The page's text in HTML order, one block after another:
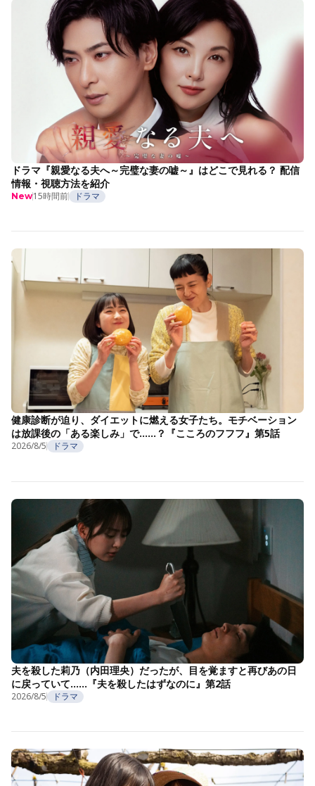
ドラマ『親愛なる夫へ～完璧な妻の嘘～』はどこで見れる？ 配信
情報・視聴方法を紹介
New15時間前 ドラマ
健康診断が迫り、ダイエットに燃える女子たち。モチベーション
は放課後の「ある楽しみ」で……？『こころのフフフ』第5話
2026/8/5 ドラマ
夫を殺した莉乃（内田理央）だったが、目を覚ますと再びあの日
に戻っていて……『夫を殺したはずなのに』第2話
2026/8/5 ドラマ